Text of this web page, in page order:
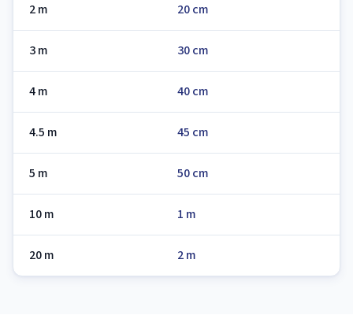
2 m 20 cm
3 m 30 cm
4 m 40 cm
4.5 m 45 cm
5 m 50 cm
10 m 1 m
20 m 2 m